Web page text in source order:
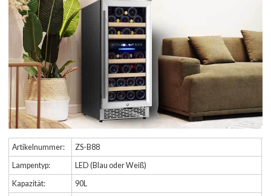
Artikelnummer:
ZS-B88
Lampentyp:
LED (Blau oder Weiß)
Kapazität:
90L